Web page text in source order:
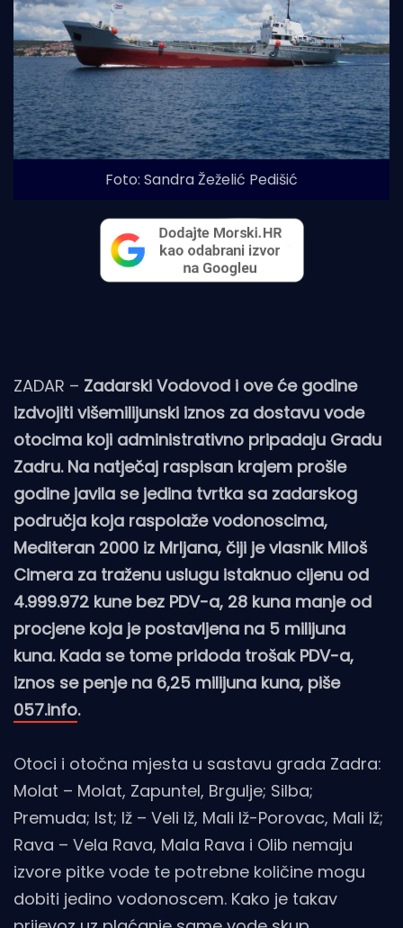
Foto: Sandra Žeželić Pedišić
ZADAR – Zadarski Vodovod i ove će godine
izdvojiti višemilijunski iznos za dostavu vode
otocima koji administrativno pripadaju Gradu
Zadru. Na natječaj raspisan krajem prošle
godine javila se jedina tvrtka sa zadarskog
područja koja raspolaže vodonoscima,
Mediteran 2000 iz Mrljana, čiji je vlasnik Miloš
Cimera za traženu uslugu istaknuo cijenu od
4.999.972 kune bez PDV-a, 28 kuna manje od
procjene koja je postavljena na 5 milijuna
kuna. Kada se tome pridoda trošak PDV-a,
iznos se penje na 6,25 milijuna kuna, piše
057.info.
Otoci i otočna mjesta u sastavu grada Zadra:
Molat – Molat, Zapuntel, Brgulje; Silba;
Premuda; Ist; Iž – Veli Iž, Mali Iž-Porovac, Mali Iž;
Rava – Vela Rava, Mala Rava i Olib nemaju
izvore pitke vode te potrebne količine mogu
dobiti jedino vodonoscem. Kako je takav